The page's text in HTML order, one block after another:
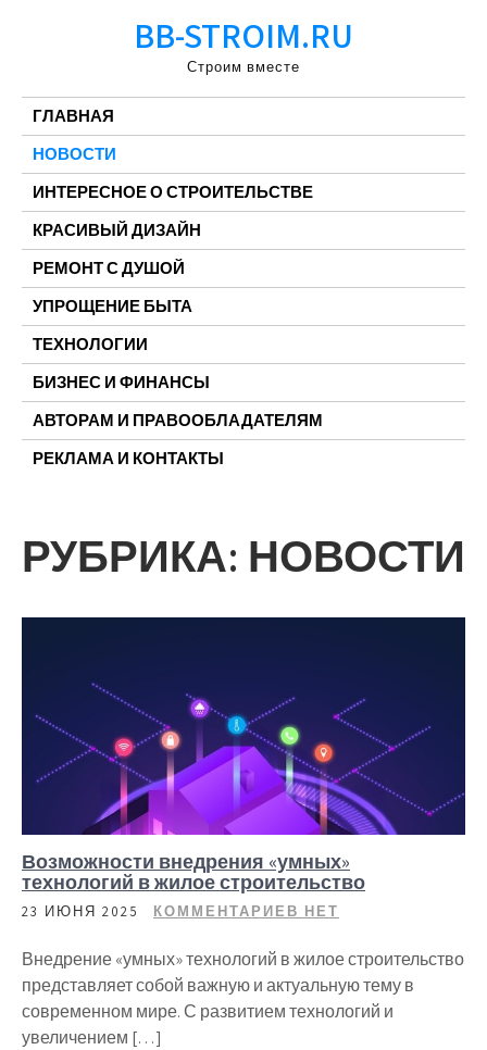
BB-STROIM.RU
Строим вместе
ГЛАВНАЯ
НОВОСТИ
ИНТЕРЕСНОЕ О СТРОИТЕЛЬСТВЕ
КРАСИВЫЙ ДИЗАЙН
РЕМОНТ С ДУШОЙ
УПРОЩЕНИЕ БЫТА
ТЕХНОЛОГИИ
БИЗНЕС И ФИНАНСЫ
АВТОРАМ И ПРАВООБЛАДАТЕЛЯМ
РЕКЛАМА И КОНТАКТЫ
РУБРИКА: НОВОСТИ
Возможности внедрения «умных»
технологий в жилое строительство
23 ИЮНЯ 2025 КОММЕНТАРИЕВ НЕТ
Внедрение «умных» технологий в жилое строительство
представляет собой важную и актуальную тему в
современном мире. С развитием технологий и
увеличением […]